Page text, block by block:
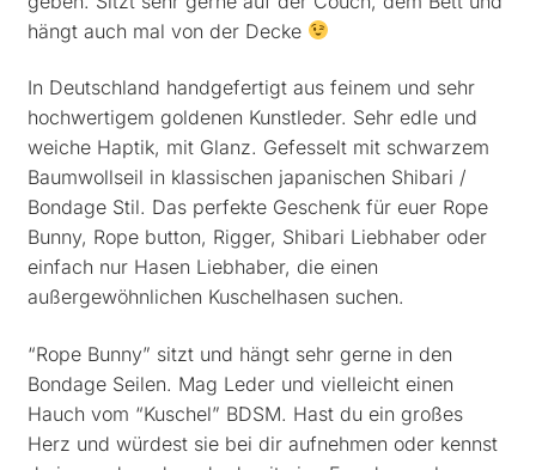
hängt auch mal von der Decke
In Deutschland handgefertigt aus feinem und sehr
hochwertigem goldenen Kunstleder. Sehr edle und
weiche Haptik, mit Glanz. Gefesselt mit schwarzem
Baumwollseil in klassischen japanischen Shibari /
Bondage Stil. Das perfekte Geschenk für euer Rope
Bunny, Rope button, Rigger, Shibari Liebhaber oder
einfach nur Hasen Liebhaber, die einen
außergewöhnlichen Kuschelhasen suchen.
“Rope Bunny” sitzt und hängt sehr gerne in den
Bondage Seilen. Mag Leder und vielleicht einen
Hauch vom “Kuschel” BDSM. Hast du ein großes
Herz und würdest sie bei dir aufnehmen oder kennst